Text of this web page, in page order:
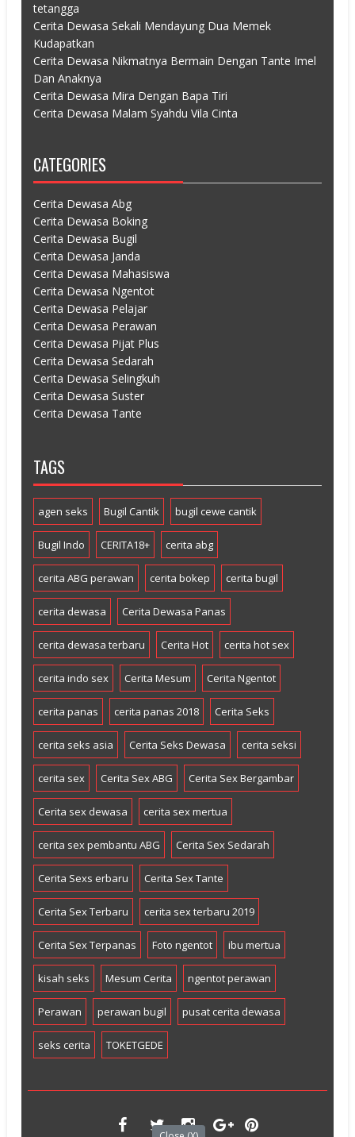
tetangga
Cerita Dewasa Sekali Mendayung Dua Memek
Kudapatkan
Cerita Dewasa Nikmatnya Bermain Dengan Tante Imel
Dan Anaknya
Cerita Dewasa Mira Dengan Bapa Tiri
Cerita Dewasa Malam Syahdu Vila Cinta
CATEGORIES
Cerita Dewasa Abg
Cerita Dewasa Boking
Cerita Dewasa Bugil
Cerita Dewasa Janda
Cerita Dewasa Mahasiswa
Cerita Dewasa Ngentot
Cerita Dewasa Pelajar
Cerita Dewasa Perawan
Cerita Dewasa Pijat Plus
Cerita Dewasa Sedarah
Cerita Dewasa Selingkuh
Cerita Dewasa Suster
Cerita Dewasa Tante
TAGS
agen seks Bugil Cantik bugil cewe cantik
Bugil Indo CERITA18+ cerita abg
cerita ABG perawan cerita bokep cerita bugil
cerita dewasa Cerita Dewasa Panas
cerita dewasa terbaru Cerita Hot cerita hot sex
cerita indo sex Cerita Mesum Cerita Ngentot
cerita panas cerita panas 2018 Cerita Seks
cerita seks asia Cerita Seks Dewasa cerita seksi
cerita sex Cerita Sex ABG Cerita Sex Bergambar
Cerita sex dewasa cerita sex mertua
cerita sex pembantu ABG Cerita Sex Sedarah
Cerita Sexs erbaru Cerita Sex Tante
Cerita Sex Terbaru cerita sex terbaru 2019
Cerita Sex Terpanas Foto ngentot ibu mertua
kisah seks Mesum Cerita ngentot perawan
Perawan perawan bugil pusat cerita dewasa
seks cerita TOKETGEDE